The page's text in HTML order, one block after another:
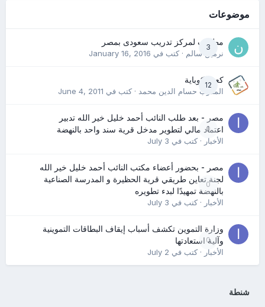
موضوعات
3
مطلوب لمركز تدريب سعودى بمصر
نرمين سالم· كتب في January 16, 2016
12
كعب كوباية
المدرب حسام الدين محمد· كتب في June 4, 2011
0
مصر - بعد طلب النائب أحمد خليل خير الله تدبير
اعتماد مالي لتطوير مدخل قرية سند واحد بالنهضة
الأخبار· كتب في July 3
0
مصر - بحضور أعضاء مكتب النائب أحمد خليل خير الله
لجنة تعاين طريقي قرية الحظيرة و المدرسة الصناعية
بالنهضة تمهيدًا لبدء تطويره
الأخبار· كتب في July 3
0
وزارة التموين تكشف أسباب إيقاف البطاقات التموينية
وآلية استعادتها
الأخبار· كتب في July 2
شنطة